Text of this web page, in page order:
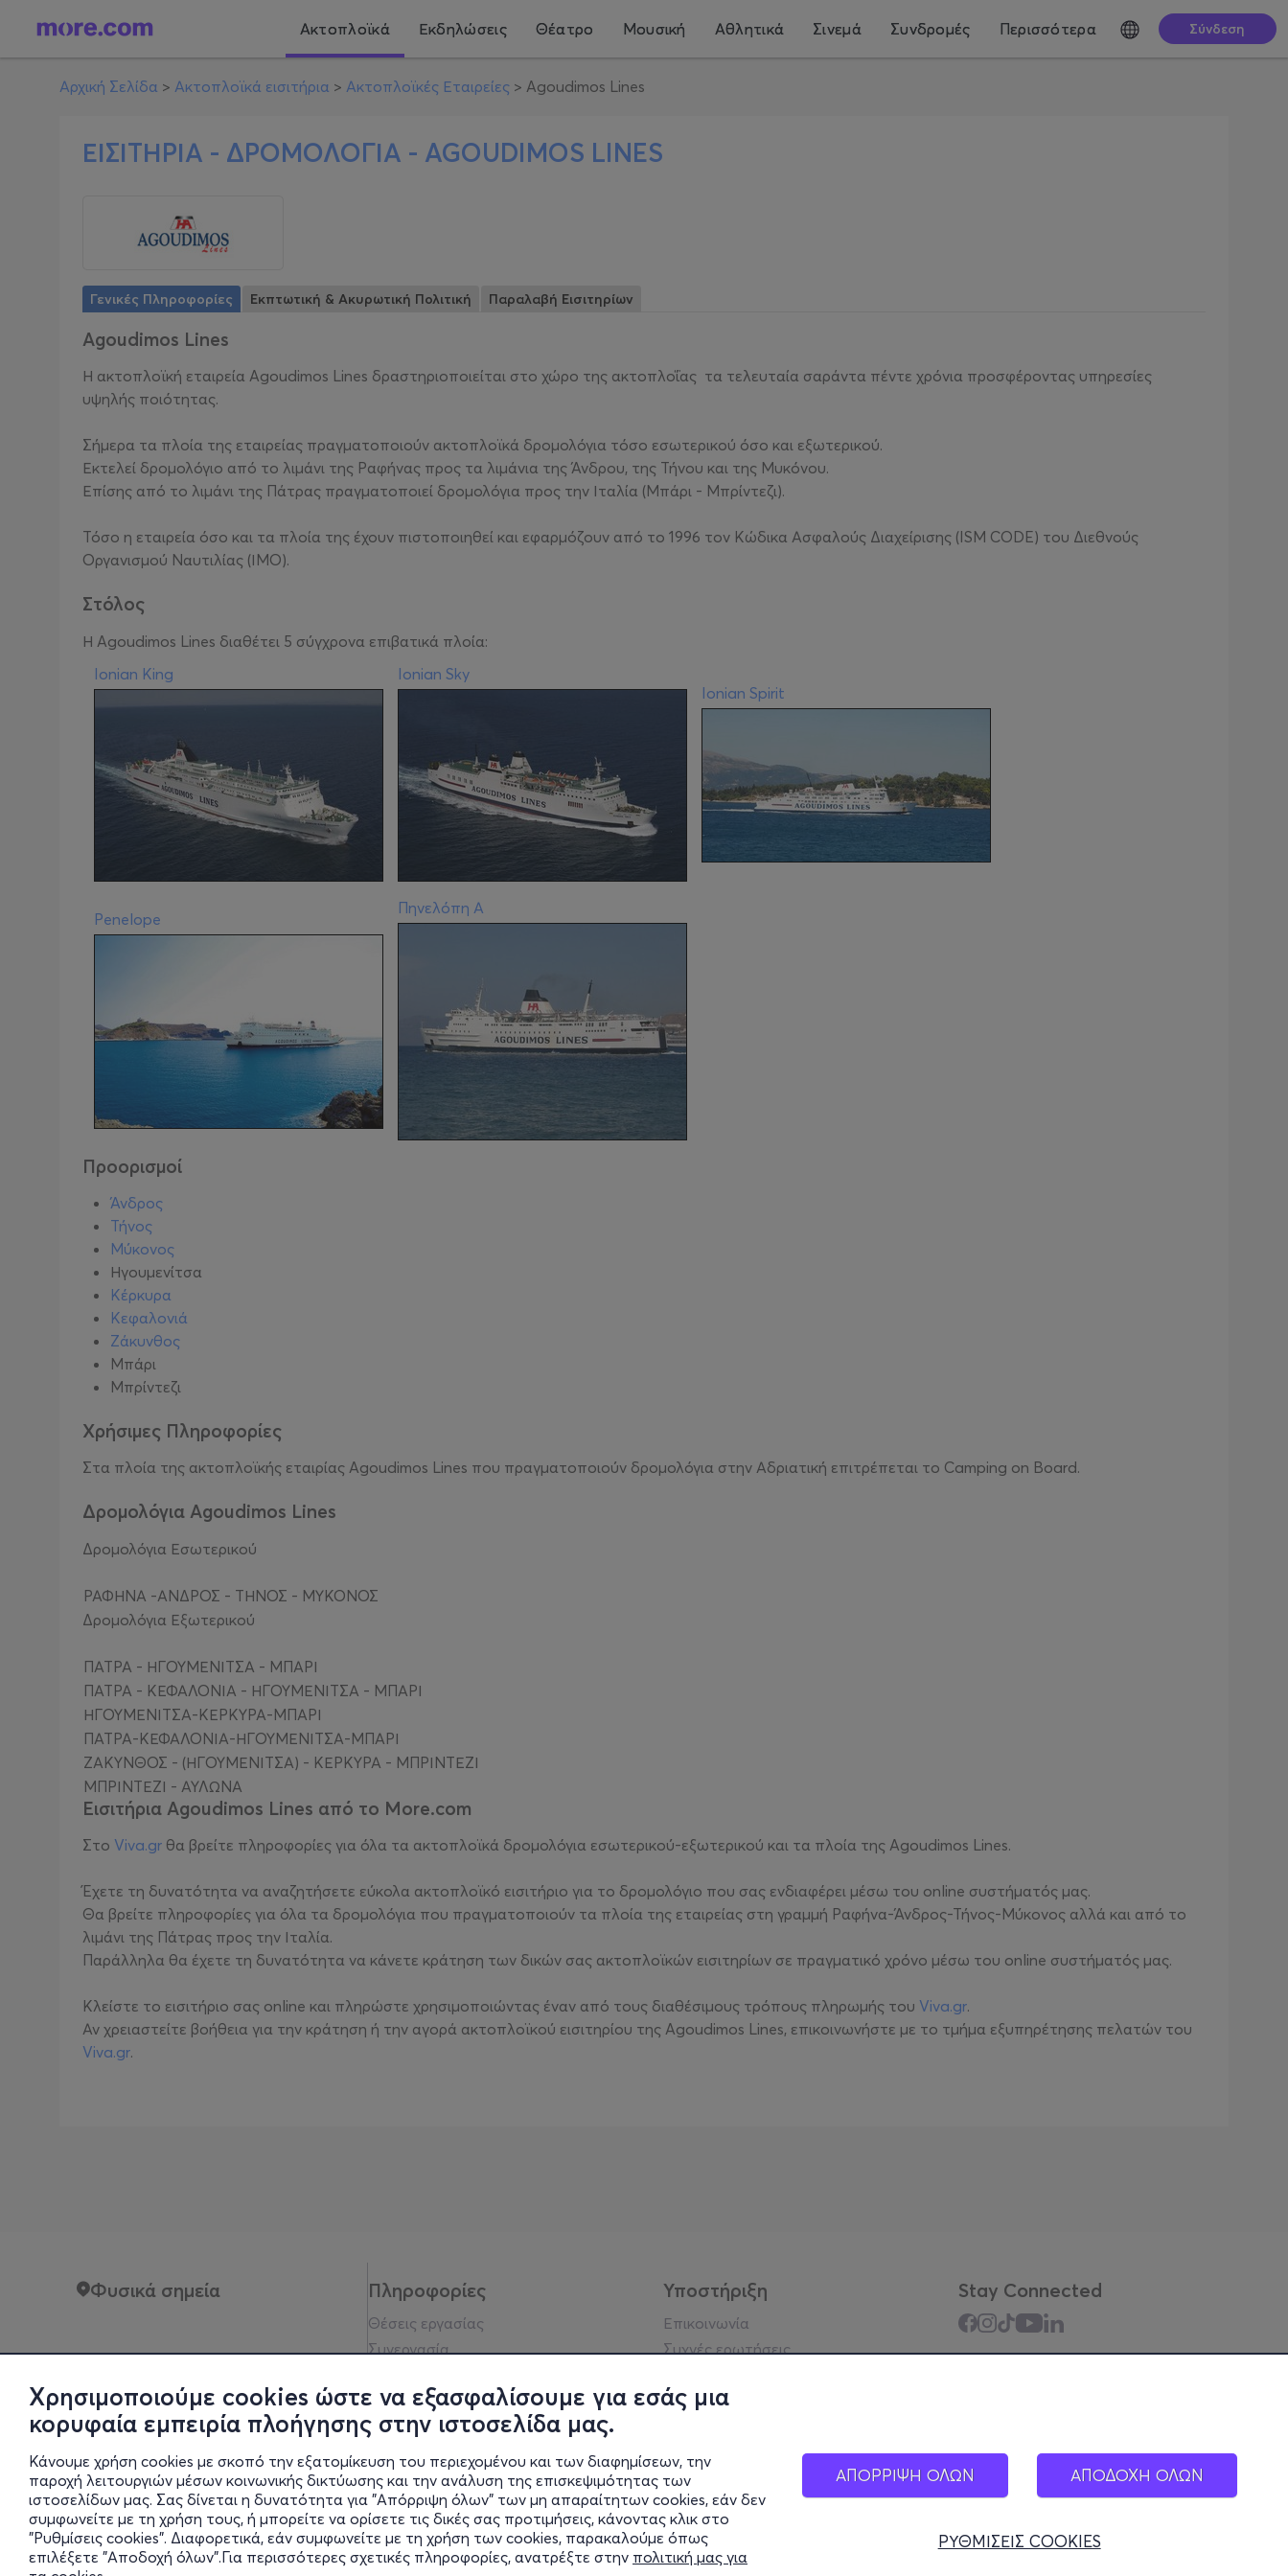
Χρησιμοποιούμε cookies ώστε να εξασφαλίσουμε για εσάς μια
κορυφαία εμπειρία πλοήγησης στην ιστοσελίδα μας.
Κάνουμε χρήση cookies με σκοπό την εξατομίκευση του περιεχομένου και των διαφημίσεων, την
παροχή λειτουργιών μέσων κοινωνικής δικτύωσης και την ανάλυση της επισκεψιμότητας των
ιστοσελίδων μας. Σας δίνεται η δυνατότητα για "Απόρριψη όλων" των μη απαραίτητων cookies, εάν δεν
συμφωνείτε με τη χρήση τους, ή μπορείτε να ορίσετε τις δικές σας προτιμήσεις, κάνοντας κλικ στο
"Ρυθμίσεις cookies". Διαφορετικά, εάν συμφωνείτε με τη χρήση των cookies, παρακαλούμε όπως
επιλέξετε "Αποδοχή όλων".Για περισσότερες σχετικές πληροφορίες, ανατρέξτε στην πολιτική μας για
ΑΠΟΡΡΙΨΗ ΟΛΩΝ ΑΠΟΔΟΧΗ ΟΛΩΝ
ΡΥΘΜΙΣΕΙΣ COOKIES
Ακτοπλοϊκά Εκδηλώσεις Θέατρο Μουσική Αθλητικά Σινεμά Συνδρομές Περισσότερα Σύνδεση
Αρχική Σελίδα > Ακτοπλοϊκά εισιτήρια > Ακτοπλοϊκές Εταιρείες > Agoudimos Lines
ΕΙΣΙΤΗΡΙΑ - ΔΡΟΜΟΛΟΓΙΑ - AGOUDIMOS LINES
Γενικές Πληροφορίες Εκπτωτική & Ακυρωτική Πολιτική Παραλαβή Εισιτηρίων
Agoudimos Lines
Η ακτοπλοϊκή εταιρεία Agoudimos Lines δραστηριοποιείται στο χώρο της ακτοπλοΐας τα τελευταία σαράντα πέντε χρόνια προσφέροντας υπηρεσίες
υψηλής ποιότητας.
Σήμερα τα πλοία της εταιρείας πραγματοποιούν ακτοπλοϊκά δρομολόγια τόσο εσωτερικού όσο και εξωτερικού.
Εκτελεί δρομολόγιο από το λιμάνι της Ραφήνας προς τα λιμάνια της Άνδρου, της Τήνου και της Μυκόνου.
Επίσης από το λιμάνι της Πάτρας πραγματοποιεί δρομολόγια προς την Ιταλία (Μπάρι - Μπρίντεζι).
Τόσο η εταιρεία όσο και τα πλοία της έχουν πιστοποιηθεί και εφαρμόζουν από το 1996 τον Κώδικα Ασφαλούς Διαχείρισης (ISM CODE) του Διεθνούς
Οργανισμού Ναυτιλίας (ΙΜΟ).
Στόλος
Η Agoudimos Lines διαθέτει 5 σύγχρονα επιβατικά πλοία:
Ionian King
Ionian Sky
Ionian Spirit
Penelope
Πηνελόπη Α
Προορισμοί
Άνδρος
Τήνος
Μύκονος
Ηγουμενίτσα
Κέρκυρα
Κεφαλονιά
Ζάκυνθος
Μπάρι
Μπρίντεζι
Χρήσιμες Πληροφορίες
Στα πλοία της ακτοπλοϊκής εταιρίας Agoudimos Lines που πραγματοποιούν δρομολόγια στην Αδριατική επιτρέπεται το Camping on Board.
Δρομολόγια Agoudimos Lines
Δρομολόγια Εσωτερικού
ΡΑΦΗΝΑ -ΑΝΔΡΟΣ - ΤΗΝΟΣ - ΜΥΚΟΝΟΣ
Δρομολόγια Εξωτερικού
ΠΑΤΡΑ - ΗΓΟΥΜΕΝΙΤΣΑ - ΜΠΑΡΙ
ΠΑΤΡΑ - ΚΕΦΑΛΟΝΙΑ - ΗΓΟΥΜΕΝΙΤΣΑ - ΜΠΑΡΙ
ΗΓΟΥΜΕΝΙΤΣΑ-ΚΕΡΚΥΡΑ-ΜΠΑΡΙ
ΠΑΤΡΑ-ΚΕΦΑΛΟΝΙΑ-ΗΓΟΥΜΕΝΙΤΣΑ-ΜΠΑΡΙ
ΖΑΚΥΝΘΟΣ - (ΗΓΟΥΜΕΝΙΤΣΑ) - ΚΕΡΚΥΡΑ - ΜΠΡΙΝΤΕΖΙ
ΜΠΡΙΝΤΕΖΙ - ΑΥΛΩΝΑ
Εισιτήρια Agoudimos Lines από το More.com
Στο Viva.gr θα βρείτε πληροφορίες για όλα τα ακτοπλοϊκά δρομολόγια εσωτερικού-εξωτερικού και τα πλοία της Agoudimos Lines.
Έχετε τη δυνατότητα να αναζητήσετε εύκολα ακτοπλοϊκό εισιτήριο για το δρομολόγιο που σας ενδιαφέρει μέσω του online συστήματός μας.
Θα βρείτε πληροφορίες για όλα τα δρομολόγια που πραγματοποιούν τα πλοία της εταιρείας στη γραμμή Ραφήνα-Άνδρος-Τήνος-Μύκονος αλλά και από το
λιμάνι της Πάτρας προς την Ιταλία.
Παράλληλα θα έχετε τη δυνατότητα να κάνετε κράτηση των δικών σας ακτοπλοϊκών εισιτηρίων σε πραγματικό χρόνο μέσω του online συστήματός μας.
Κλείστε το εισιτήριο σας online και πληρώστε χρησιμοποιώντας έναν από τους διαθέσιμους τρόπους πληρωμής του Viva.gr.
Αν χρειαστείτε βοήθεια για την κράτηση ή την αγορά ακτοπλοϊκού εισιτηρίου της Agoudimos Lines, επικοινωνήστε με το τμήμα εξυπηρέτησης πελατών του
Viva.gr.
Φυσικά σημεία Πληροφορίες
Θέσεις εργασίας
Συνεργασία
Πολιτική απορρήτου
Νομική σημείωση
Οδηγίες κοινότητας
Οικονομικά στοιχεία
Ρυθμίσεις cookies
Υποστήριξη
Επικοινωνία
Συχνές ερωτήσεις
Stay Connected
Αδειοδοτημένο Γραφείο Γενικού Τουρισμού (Σήμα Λειτουργίας ΕΟΤ: 0259Ε60000449100)